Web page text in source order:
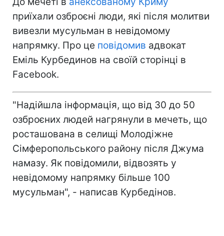
приїхали озброєні люди, які після молитви
вивезли мусульман в невідомому
напрямку. Про це повідомив адвокат
Еміль Курбединов на своїй сторінці в
Facebook.
"Надійшла інформація, що від 30 до 50
озброєних людей нагрянули в мечеть, що
росташована в селищі Молодіжне
Сімферопольського району після Джума
намазу. Як повідомили, відвозять у
невідомому напрямку більше 100
мусульман", - написав Курбедінов.